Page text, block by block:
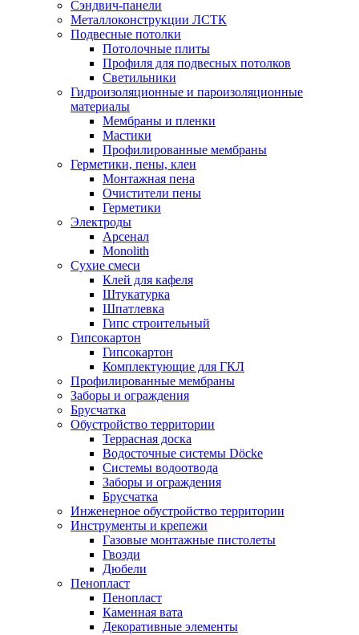
Сэндвич-панели
Металлоконструкции ЛСТК
Подвесные потолки
Потолочные плиты
Профиля для подвесных потолков
Светильники
Гидроизоляционные и пароизоляционные
материалы
Мембраны и пленки
Мастики
Профилированные мембраны
Герметики, пены, клеи
Монтажная пена
Очистители пены
Герметики
Электроды
Арсенал
Monolith
Сухие смеси
Клей для кафеля
Штукатурка
Шпатлевка
Гипс строительный
Гипсокартон
Гипсокартон
Комплектующие для ГКЛ
Профилированные мембраны
Заборы и ограждения
Брусчатка
Обустройство территории
Террасная доска
Водосточные системы Döcke
Системы водоотвода
Заборы и ограждения
Брусчатка
Инженерное обустройство территории
Инструменты и крепежи
Газовые монтажные пистолеты
Гвозди
Дюбели
Пенопласт
Пенопласт
Каменная вата
Декоративные элементы